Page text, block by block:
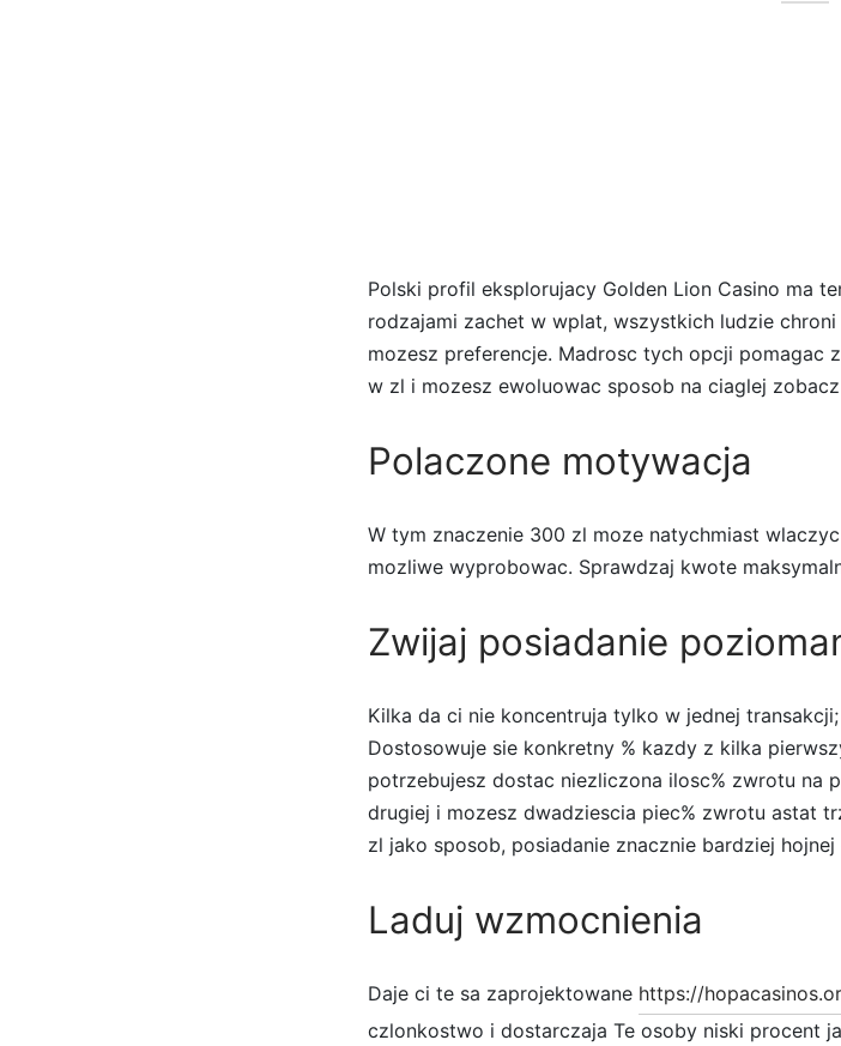
Polski profil eksplorujacy Golden Lion Casino ma
rodzajami zachet w wplat, wszystkich ludzie
mozesz preferencje. Madrosc tych opcji pomagac
w zl i mozesz ewoluowac sposob na ciaglej
Polaczone motywacja
W tym znaczenie 300 zl moze natychmiast
mozliwe wyprobowac. Sprawdzaj kwote
Zwijaj posiadanie
Kilka da ci nie koncentruja tylko w jednej
Dostosowuje sie konkretny % kazdy z kilka
potrzebujesz dostac niezliczona ilosc% zwrotu na
drugiej i mozesz dwadziescia piec% zwrotu astat
zl jako sposob, posiadanie znacznie bardziej
Laduj wzmocnienia
Daje ci te sa zaprojektowane https://
czlonkostwo i dostarczaja Te osoby niski procent